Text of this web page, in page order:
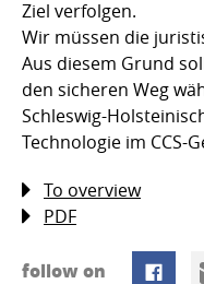
Ziel verfolgen.
Wir müssen die
Aus diesem Grund
den sicheren Weg
Schleswig-
Technologie im CCS-
To overview
PDF
follow on